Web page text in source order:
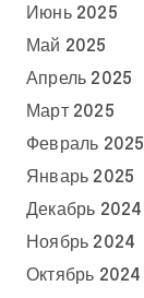
Июнь 2025
Май 2025
Апрель 2025
Март 2025
Февраль 2025
Январь 2025
Декабрь 2024
Ноябрь 2024
Октябрь 2024